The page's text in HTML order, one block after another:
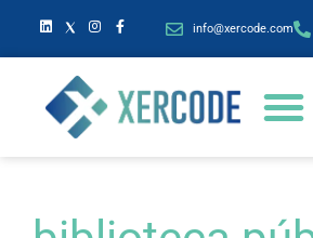
info@xercode.com